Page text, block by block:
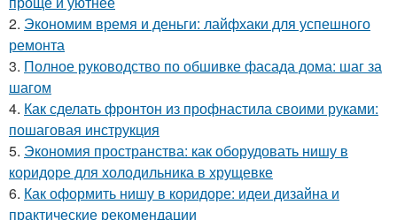
2. Экономим время и деньги: лайфхаки для успешного
ремонта
3. Полное руководство по обшивке фасада дома: шаг за
шагом
4. Как сделать фронтон из профнастила своими руками:
пошаговая инструкция
5. Экономия пространства: как оборудовать нишу в
коридоре для холодильника в хрущевке
6. Как оформить нишу в коридоре: идеи дизайна и
практические рекомендации